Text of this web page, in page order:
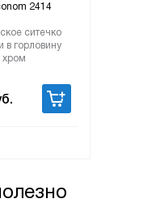
2414
ситечко
в горловину
хром